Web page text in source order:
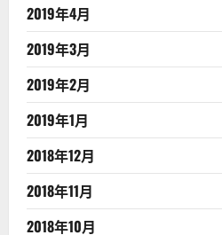
2019年4月
2019年3月
2019年2月
2019年1月
2018年12月
2018年11月
2018年10月